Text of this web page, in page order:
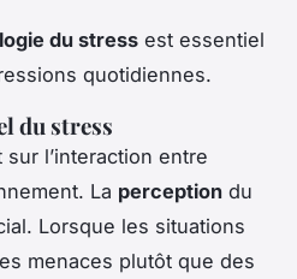
du stress est essentiel
quotidiennes.
du stress
sur l’interaction entre
La perception du
Lorsque les situations
menaces plutôt que des